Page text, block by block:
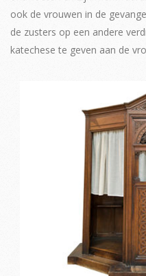
ook de vrouwen in de
de zusters op een andere
katechese te geven aan de